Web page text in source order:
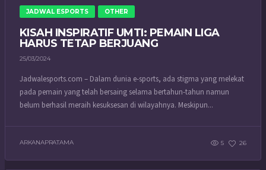
JADWAL ESPORTS OTHER
KISAH INSPIRATIF UMTI: PEMAIN LIGA
HARUS TETAP BERJUANG
25/03/2024
Jadwalesports.com – Dalam dunia e-sports, ada stigma yang melekat
pada pemain yang telah bersaing selama bertahun-tahun namun
belum berhasil meraih kesuksesan di wilayahnya. Meskipun...
ARKANAPRATAMA 5 26